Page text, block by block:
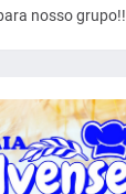
nosso grupo!!